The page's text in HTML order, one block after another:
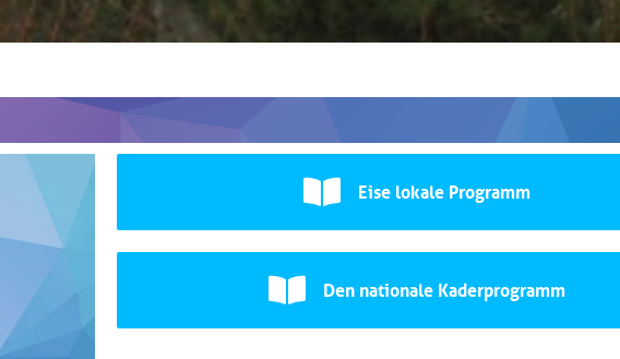
Eise lokale Programm
Den nationale Kaderprogramm